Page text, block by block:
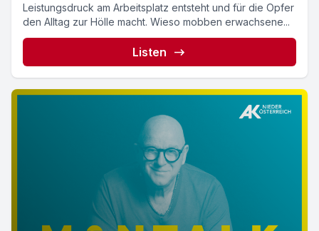
Leistungsdruck am Arbeitsplatz entsteht und für die Opfer
den Alltag zur Hölle macht. Wieso mobben erwachsene...
Listen